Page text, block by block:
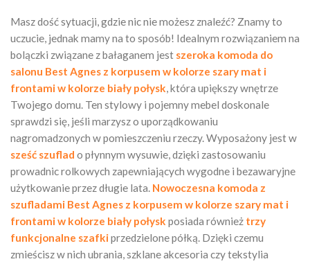
Masz dość sytuacji, gdzie nic nie możesz znaleźć? Znamy to
uczucie, jednak mamy na to sposób! Idealnym rozwiązaniem na
bolączki związane z bałaganem jest szeroka komoda do
salonu Best Agnes z korpusem w kolorze szary mat i
frontami w kolorze biały połysk, która upiększy wnętrze
Twojego domu. Ten stylowy i pojemny mebel doskonale
sprawdzi się, jeśli marzysz o uporządkowaniu
nagromadzonych w pomieszczeniu rzeczy. Wyposażony jest w
sześć szuflad o płynnym wysuwie, dzięki zastosowaniu
prowadnic rolkowych zapewniających wygodne i bezawaryjne
użytkowanie przez długie lata. Nowoczesna komoda z
szufladami Best Agnes z korpusem w kolorze szary mat i
frontami w kolorze biały połysk posiada również trzy
funkcjonalne szafkiprzedzielone półką. Dzięki czemu
zmieścisz w nich ubrania, szklane akcesoria czy tekstylia